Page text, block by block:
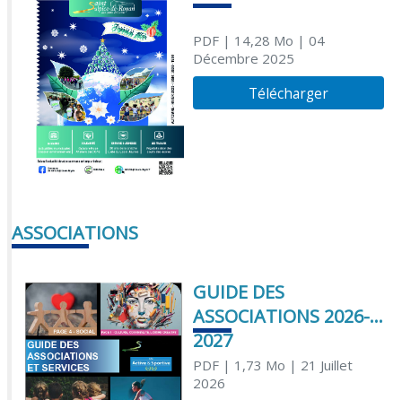
PDF| 14,28 Mo | 04
Décembre 2025
Télécharger
ASSOCIATIONS
GUIDE DES
ASSOCIATIONS 2026-
2027
PDF| 1,73 Mo | 21 Juillet
2026